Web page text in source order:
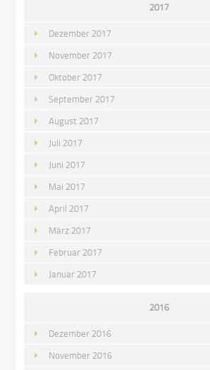
2017
Dezember 2017
November 2017
Oktober 2017
September 2017
August 2017
Juli 2017
Juni 2017
Mai 2017
April 2017
März 2017
Februar 2017
Januar 2017
2016
Dezember 2016
November 2016